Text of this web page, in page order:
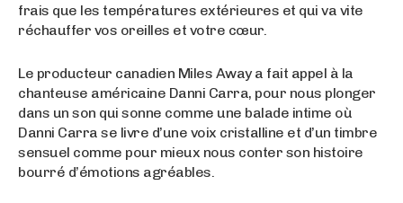
frais que les températures extérieures et qui va vite
réchauffer vos oreilles et votre cœur.
Le producteur canadien Miles Away a fait appel à la
chanteuse américaine Danni Carra, pour nous plonger
dans un son qui sonne comme une balade intime où
Danni Carra se livre d’une voix cristalline et d’un timbre
sensuel comme pour mieux nous conter son histoire
bourré d’émotions agréables.